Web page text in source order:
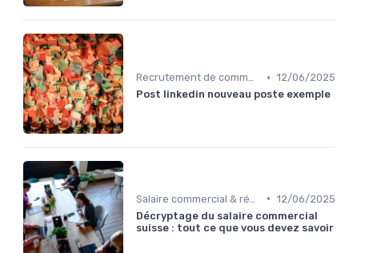
Recrutement de commerciaux B2B • 12/06/2025
Post linkedin nouveau poste exemple
• 12/06/2025
Décryptage du salaire commercial
suisse : tout ce que vous devez savoir